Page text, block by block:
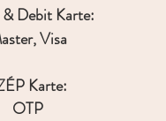
Debit Karte:
Visa
Karte:
OTP